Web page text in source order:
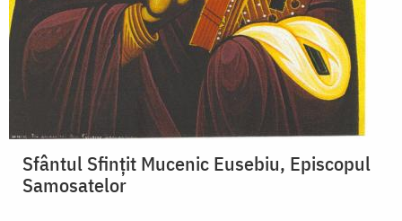
Sfântul Sfințit Mucenic Eusebiu, Episcopul
Samosatelor